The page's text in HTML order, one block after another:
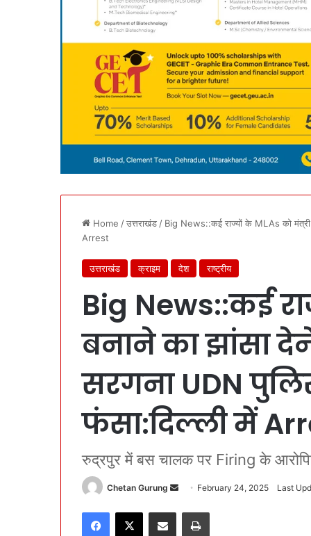
Home /उत्तराखंड / Big News::कई राज्यों के MLAs को
Arrest
उत्तराखंड क्राइम देश राष्ट्रीय
Big News::कई
बनाने का झांसा
सरगना UDN
फंसा:दिल्ली में
रुद्रपुर में बस चालक पर Firing के
Chetan Gurung February 24, 2025 Last